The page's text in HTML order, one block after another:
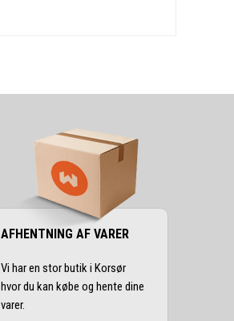
AFHENTNING AF VARER
Vi har en stor butik i Korsør
hvor du kan købe og hente dine
varer.